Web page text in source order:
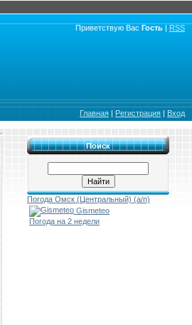
Приветствую Вас Гость | RSS
Главная | Регистрация | Вход
Поиск
Погода Омск (Центральный) (а/п)
Gismeteo
Погода на 2 недели